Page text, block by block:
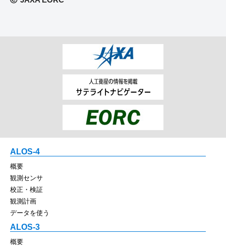
ALOS-4
概要
観測センサ
校正・検証
観測計画
データを使う
ALOS-3
概要